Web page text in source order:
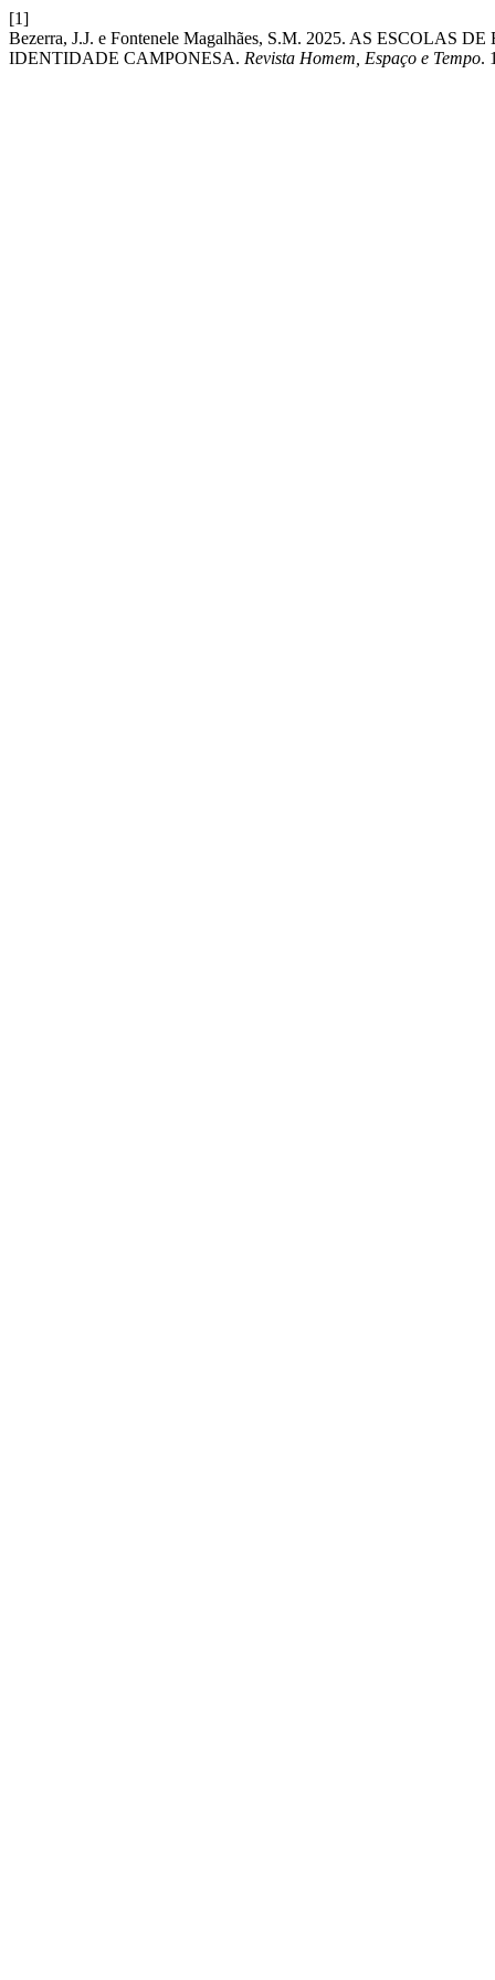
[1]
Bezerra, J.J. e Fontenele Magalhães, S.M. 2025. AS
IDENTIDADE CAMPONESA. Revista Homem, Espaço e Tempo.